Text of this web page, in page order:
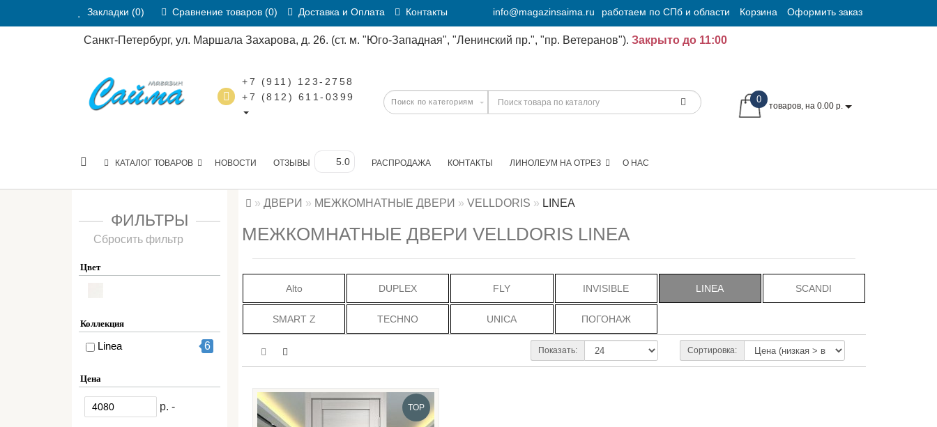
Закладки (0) Сравнение товаров (0) Доставка и Оплата Контакты info@magazinsaima.ru работаем по СПб и области Корзина Оформить заказ
Санкт-Петербург, ул. Маршала Захарова, д. 26. (ст. м. "Юго-Западная", "Ленинский пр.", "пр. Ветеранов"). Закрыто до 11:00
+7 (911) 123-2758
+7 (812) 611-0399
0
товаров, на 0.00 р.
КАТАЛОГ ТОВАРОВ НОВОСТИ ОТЗЫВЫ РАСПРОДАЖА КОНТАКТЫ О НАС
ЛИНОЛЕУМ НА ОТРЕЗ
ФИЛЬТРЫ
Сбросить фильтр
Цвет
Коллекция
Linea 6
Цена
р. -
ДВЕРИ МЕЖКОМНАТНЫЕ ДВЕРИ VELLDORIS LINEA
МЕЖКОМНАТНЫЕ ДВЕРИ VELLDORIS LINEA
Alto DUPLEX FLY INVISIBLE LINEA SCANDI
SMART Z TECHNO UNICA ПОГОНАЖ
Сортировка:
Показать:
TOP